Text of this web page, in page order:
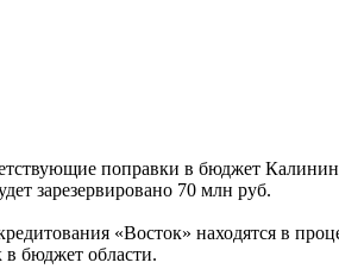
поправки в бюджет
зарезервировано 70 млн руб.
«Восток» находятся в
бюджет области.